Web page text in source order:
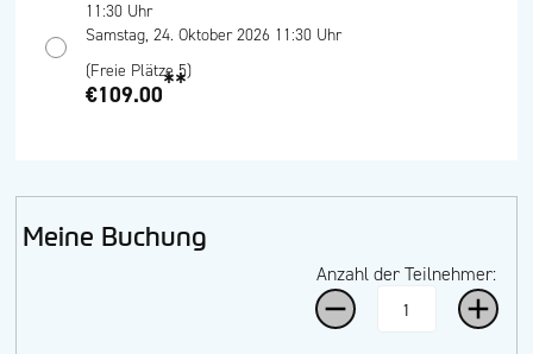
11:30 Uhr
Samstag, 24. Oktober 2026 11:30 Uhr
(Freie Plätze 5)
€109.00**
Meine Buchung
Anzahl der Teilnehmer: